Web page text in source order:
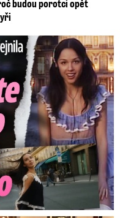
jako Olivie Rodrigo!